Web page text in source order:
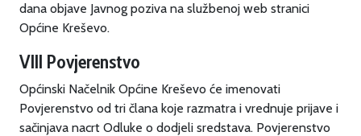
dana objave Javnog poziva na službenoj web stranici
Općine Kreševo.
VIII Povjerenstvo
Općinski Načelnik Općine Kreševo će imenovati
Povjerenstvo od tri člana koje razmatra i vrednuje prijave i
sačinjava nacrt Odluke o dodjeli sredstava. Povjerenstvo